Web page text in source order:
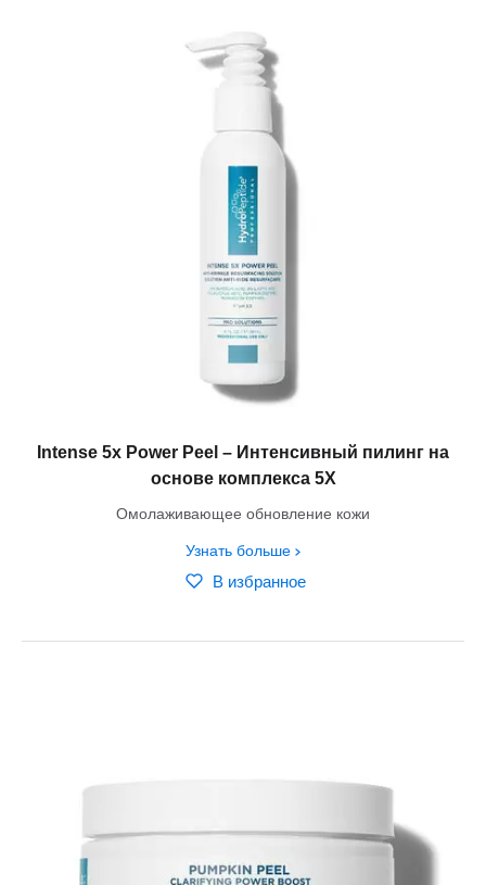
Intense 5x Power Peel – Интенсивный пилинг на
основе комплекса 5X
Омолаживающее обновление кожи
Узнать больше
В избранное